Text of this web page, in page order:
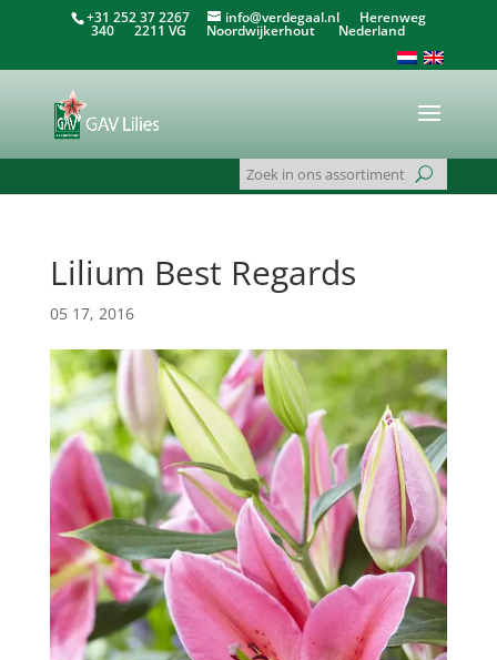
+31 252 37 2267 info@verdegaal.nlHerenweg
340 2211 VG Noordwijkerhout Nederland
Lilium Best Regards
05 17, 2016